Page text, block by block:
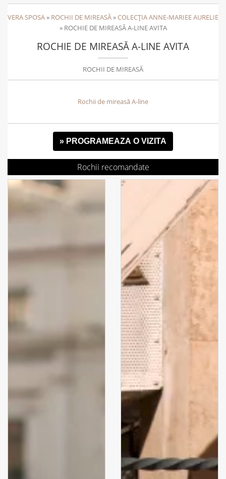
VERA SPOSA» ROCHII DE MIREASĂ»COLECȚIA ANNE-MARIEE AURELIE
» ROCHIE DE MIREASĂ A-LINE AVITA
ROCHIE DE MIREASĂ A-LINE AVITA
ROCHII DE MIREASĂ
Rochii de mireasă A-line
» PROGRAMEAZA O VIZITA
Rochii recomandate